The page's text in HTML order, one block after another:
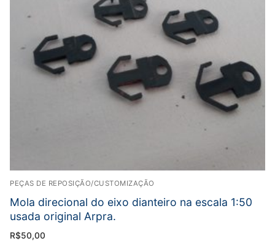
PEÇAS DE REPOSIÇÃO/CUSTOMIZAÇÃO
Mola direcional do eixo dianteiro na escala 1:50
usada original Arpra.
R$50,00